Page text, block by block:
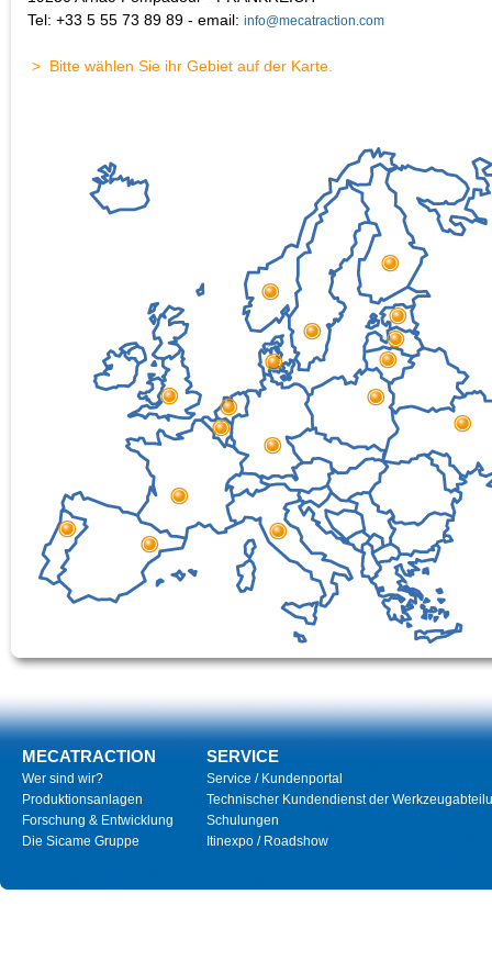
Tel: +33 5 55 73 89 89 - email: info@mecatraction.com
> Bitte wählen Sie ihr Gebiet auf der Karte.
MECATRACTION
Wer sind wir?
Produktionsanlagen
Forschung & Entwicklung
Die Sicame Gruppe
SERVICE
Service / Kundenportal
Technischer Kundendienst der
Schulungen
Itinexpo / Roadshow